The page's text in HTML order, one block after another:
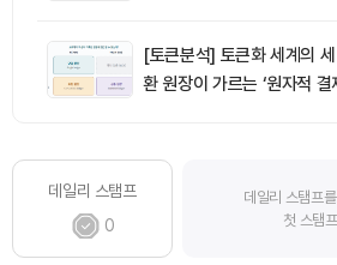
[토큰분석] 토큰화 세계의
환 원장이 가르는 ‘원자적 결
데일리 스탬프
0
데일리 스탬프
첫 스탬